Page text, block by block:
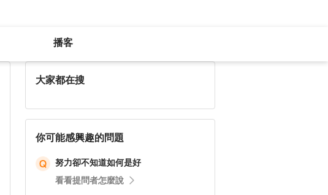
播客
大家都在搜
你可能感興趣的問題
努力卻不知道如何是好
看看提問者怎麼說